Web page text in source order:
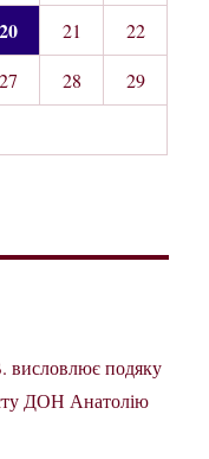
20 21
22
27 28
29
висловлює подяку
ДОН Анатолію